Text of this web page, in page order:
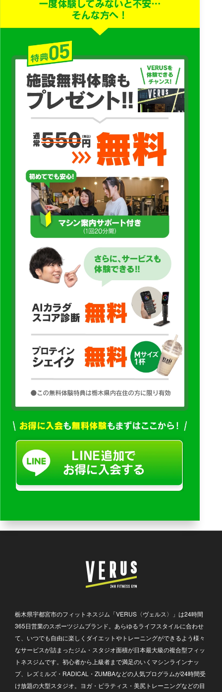
栃木県宇都宮市のフィットネスジム「VERUS〈ヴェルス〉」は24時間
365日営業のスポーツジムブランド。あらゆるライフスタイルに合わせ
て、いつでも自由に楽しくダイエットやトレーニングができるよう様々
なサービスが詰まったジム・スタジオ面積が日本最大級の複合型フィッ
トネスジムです。初心者から上級者まで満足のいくマシンラインナッ
プ、レズミルズ・RADICAL・ZUMBAなどの人気プログラムが24時間受
け放題の大型スタジオ。ヨガ・ピラティス・美尻トレーニングなどの目